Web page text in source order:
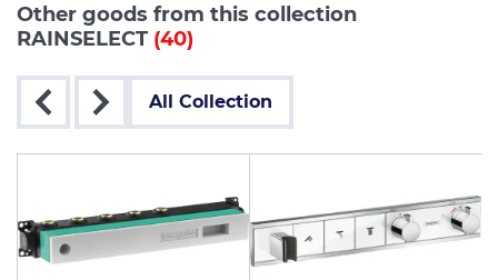
Other goods from this collection
RAINSELECT (40)
All Collection